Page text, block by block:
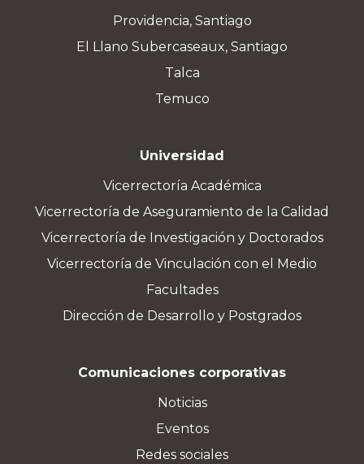
Providencia, Santiago
El Llano Subercaseaux, Santiago
Talca
Temuco
Universidad
Vicerrectoría Académica
Vicerrectoría de Aseguramiento de la Calidad
Vicerrectoría de Investigación y Doctorados
Vicerrectoría de Vinculación con el Medio
Facultades
Dirección de Desarrollo y Postgrados
Comunicaciones corporativas
Noticias
Eventos
Redes sociales